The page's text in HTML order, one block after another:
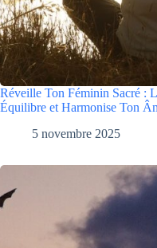
Réveille Ton Féminin Sacré :
Équilibre et Harmonise Ton
5 novembre 2025